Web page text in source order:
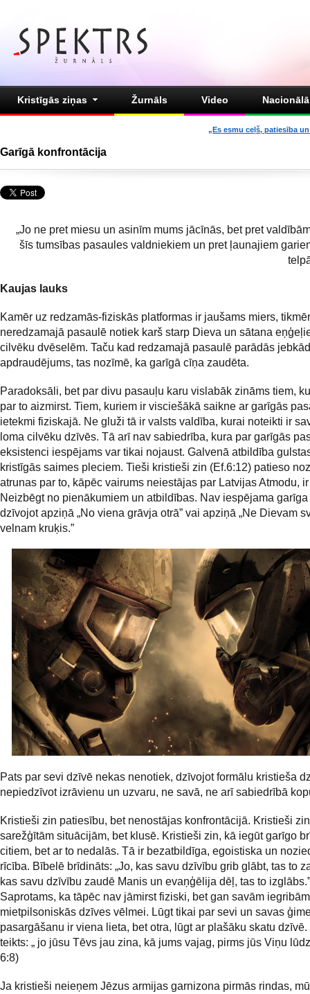
Kristīgās ziņas Žurnāls Video
„Es esmu ceļš, patiesība
Garīgā konfrontācija
„Jo ne pret miesu un asinīm mums jācīnās, bet pret
šīs tumsības pasaules valdniekiem un pret ļaunajiem
Kaujas lauks
Kamēr uz redzamās-fiziskās platformas ir jaušams miers,
neredzamajā pasaulē notiek karš starp Dieva un sātana
cilvēku dvēselēm. Taču kad redzamajā pasaulē parādās
apdraudējums, tas nozīmē, ka garīgā cīņa zaudēta.
Paradoksāli, bet par divu pasauļu karu vislabāk zināms tiem,
par to aizmirst. Tiem, kuriem ir visciešākā saikne ar garīgās
ietekmi fiziskajā. Ne gluži tā ir valsts valdība, kurai noteikti ir
loma cilvēku dzīvēs. Tā arī nav sabiedrība, kura par garīgās
eksistenci iespējams var tikai nojaust. Galvenā atbildība
kristīgās saimes pleciem. Tieši kristieši zin (Ef.6:12) patieso
atrunas par to, kāpēc vairums neiestājas par Latvijas Atmodu,
Neizbēgt no pienākumiem un atbildības. Nav iespējama
dzīvojot apziņā „No viena grāvja otrā” vai apziņā „Ne Dievam
velnam kruķis.”
Pats par sevi dzīvē nekas nenotiek, dzīvojot formālu kristieša
nepiedzīvot izrāvienu un uzvaru, ne savā, ne arī sabiedrībā
Kristieši zin patiesību, bet nenostājas konfrontācijā. Kristieši
sarežģītām situācijām, bet klusē. Kristieši zin, kā iegūt garīgo
citiem, bet ar to nedalās. Tā ir bezatbildīga, egoistiska un
rīcība. Bībelē brīdināts: „Jo, kas savu dzīvību grib glābt, tas to
kas savu dzīvību zaudē Manis un evaņģēlija dēļ, tas to izglābs.”
Saprotams, ka tāpēc nav jāmirst fiziski, bet gan savām
mietpilsoniskās dzīves vēlmei. Lūgt tikai par sevi un savas
pasargāšanu ir viena lieta, bet otra, lūgt ar plašāku skatu
teikts: „ jo jūsu Tēvs jau zina, kā jums vajag, pirms jūs Viņu
6:8)
Ja kristieši neieņem Jēzus armijas garnizona pirmās rindas,